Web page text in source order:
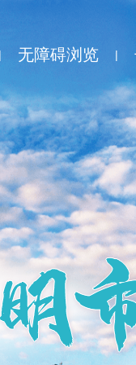
| 无障碍浏览 |